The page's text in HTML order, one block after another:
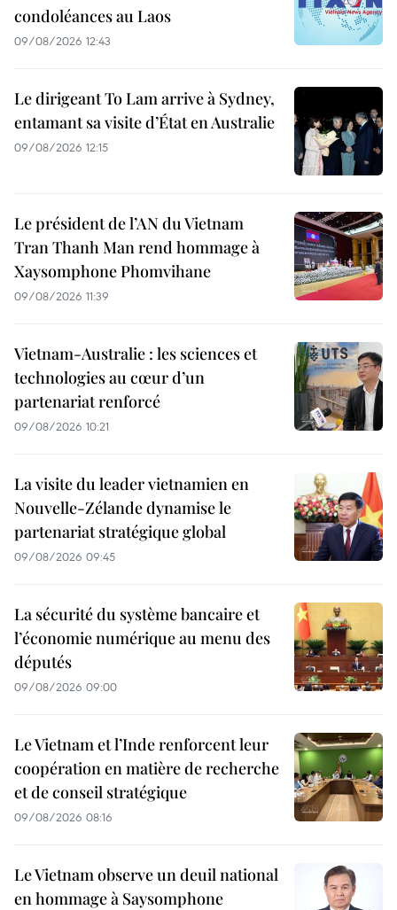
condoléances au Laos
09/08/2026 12:43
Le dirigeant To Lam arrive à Sydney,
entamant sa visite d’État en Australie
09/08/2026 12:15
Le président de l’AN du Vietnam
Tran Thanh Man rend hommage à
Xaysomphone Phomvihane
09/08/2026 11:39
Vietnam-Australie : les sciences et
technologies au cœur d’un
partenariat renforcé
09/08/2026 10:21
La visite du leader vietnamien en
Nouvelle-Zélande dynamise le
partenariat stratégique global
09/08/2026 09:45
La sécurité du système bancaire et
l’économie numérique au menu des
députés
09/08/2026 09:00
Le Vietnam et l’Inde renforcent leur
coopération en matière de recherche
et de conseil stratégique
09/08/2026 08:16
Le Vietnam observe un deuil national
en hommage à Saysomphone